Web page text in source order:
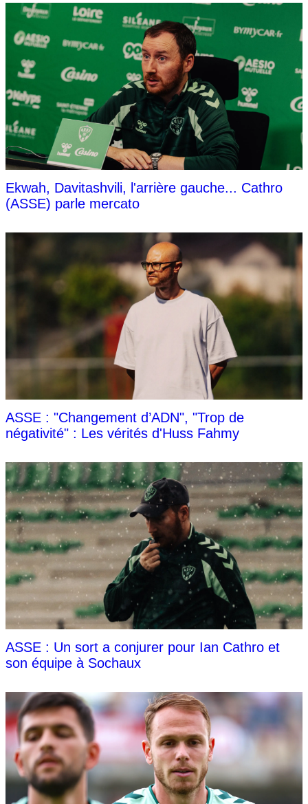
Ekwah, Davitashvili, l'arrière gauche... Cathro
(ASSE) parle mercato
ASSE : "Changement d’ADN", "Trop de
négativité" : Les vérités d'Huss Fahmy
ASSE : Un sort a conjurer pour Ian Cathro et
son équipe à Sochaux